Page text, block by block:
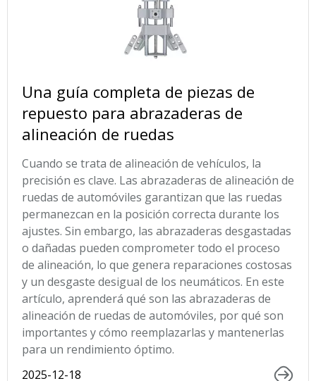
Una guía completa de piezas de
repuesto para abrazaderas de
alineación de ruedas
Cuando se trata de alineación de vehículos, la
precisión es clave. Las abrazaderas de alineación de
ruedas de automóviles garantizan que las ruedas
permanezcan en la posición correcta durante los
ajustes. Sin embargo, las abrazaderas desgastadas
o dañadas pueden comprometer todo el proceso
de alineación, lo que genera reparaciones costosas
y un desgaste desigual de los neumáticos. En este
artículo, aprenderá qué son las abrazaderas de
alineación de ruedas de automóviles, por qué son
importantes y cómo reemplazarlas y mantenerlas
para un rendimiento óptimo.
2025-12-18